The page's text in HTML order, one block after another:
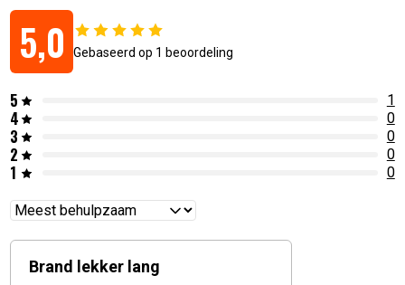
Artikelnummer:
5,0 Gebaseerd op 1 beoordeling
5 1
4 0
3 0
2 0
1 0
Reviews
Brand lekker lang